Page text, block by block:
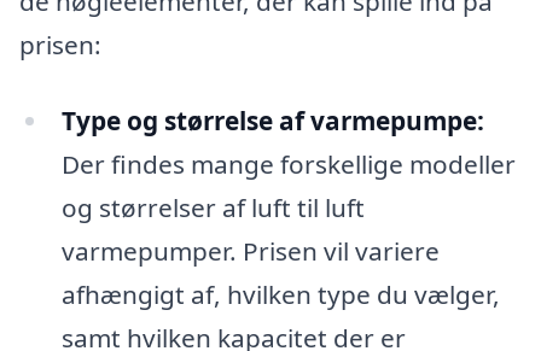
prisen:
Type og størrelse af varmepumpe:
Der findes mange forskellige modeller
og størrelser af luft til luft
varmepumper. Prisen vil variere
afhængigt af, hvilken type du vælger,
samt hvilken kapacitet der er